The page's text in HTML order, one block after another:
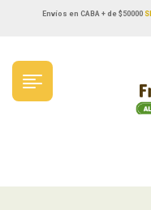
Envíos en CABA + de $50000